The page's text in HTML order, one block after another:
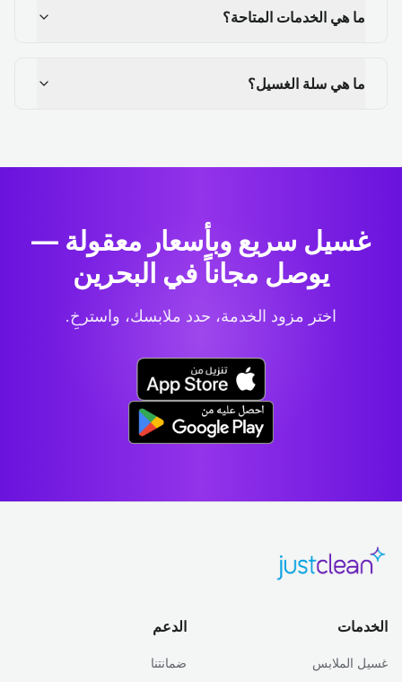
ما هي الخدمات المتاحة؟
ما هي سلة الغسيل؟
غسيل سريع وبأسعار معقولة —
يوصل مجاناً في البحرين
اختر مزود الخدمة، حدد ملابسك، واسترخِ.
الخدمات
غسيل الملابس
الدعم
ضمانتنا